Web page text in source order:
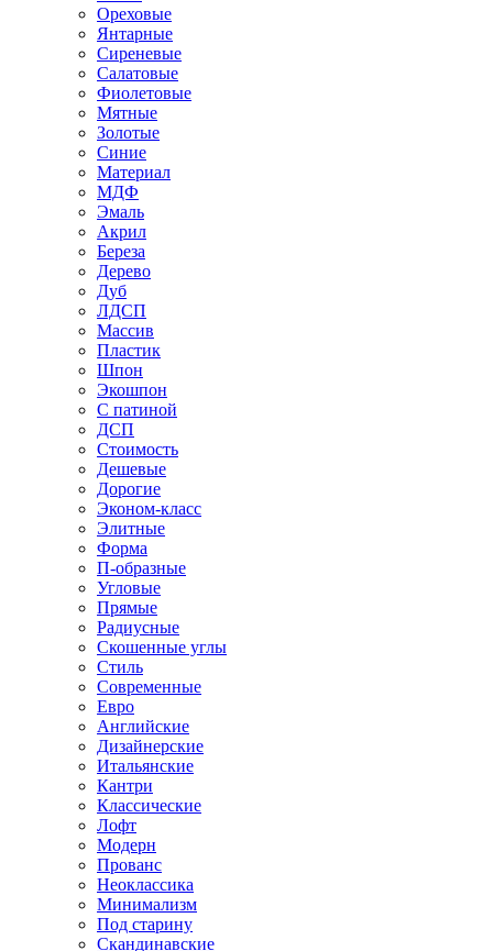
Ореховые
Янтарные
Сиреневые
Салатовые
Фиолетовые
Мятные
Золотые
Синие
Материал
МДФ
Эмаль
Акрил
Береза
Дерево
Дуб
ЛДСП
Массив
Пластик
Шпон
Экошпон
С патиной
ДСП
Стоимость
Дешевые
Дорогие
Эконом-класс
Элитные
Форма
П-образные
Угловые
Прямые
Радиусные
Скошенные углы
Стиль
Современные
Евро
Английские
Дизайнерские
Итальянские
Кантри
Классические
Лофт
Модерн
Прованс
Неоклассика
Минимализм
Под старину
Скандинавские